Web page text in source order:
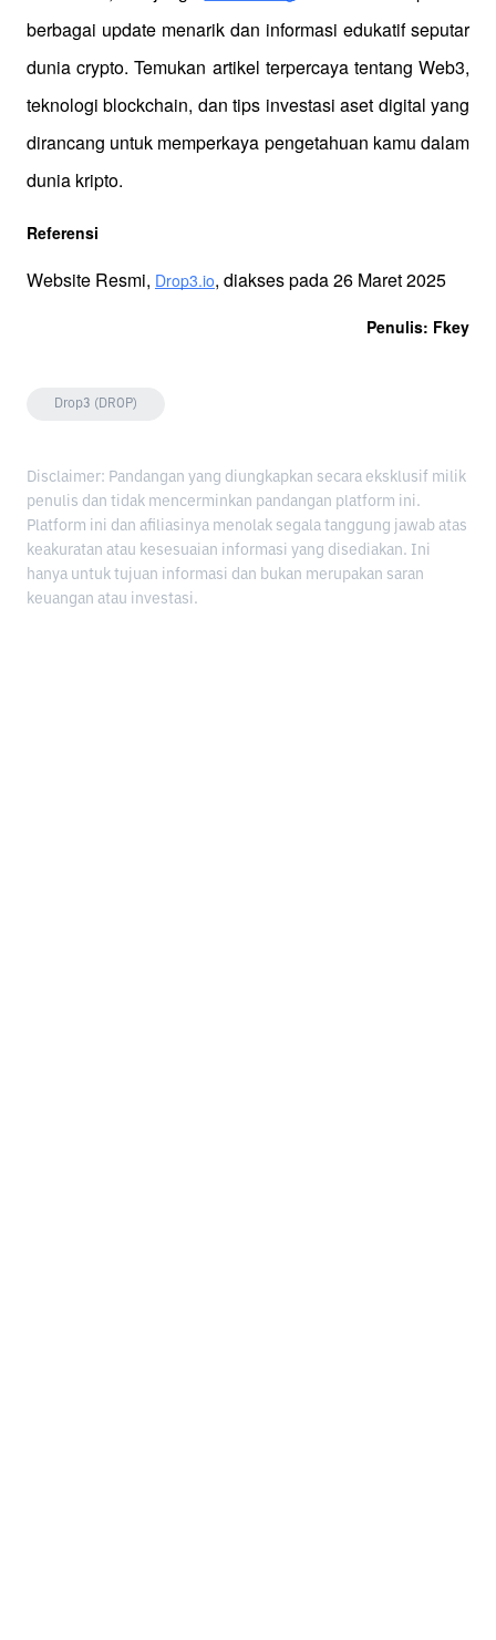
berbagai update menarik dan informasi edukatif seputar
dunia crypto. Temukan artikel terpercaya tentang Web3,
teknologi blockchain, dan tips investasi aset digital yang
dirancang untuk memperkaya pengetahuan kamu dalam
dunia kripto.
Referensi
Website Resmi, Drop3.io, diakses pada 26 Maret 2025
Penulis: Fkey
Drop3 (DROP)
Disclaimer: Pandangan yang diungkapkan secara eksklusif milik
penulis dan tidak mencerminkan pandangan platform ini.
Platform ini dan afiliasinya menolak segala tanggung jawab atas
keakuratan atau kesesuaian informasi yang disediakan. Ini
hanya untuk tujuan informasi dan bukan merupakan saran
keuangan atau investasi.